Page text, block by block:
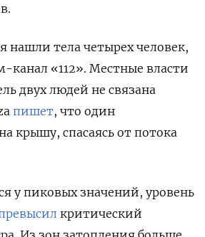
нашли тела четырех человек,
канал «112». Местные власти
двух людей не связана
пишет, что один
крышу, спасаясь от потока
у пиковых значений, уровень
критический